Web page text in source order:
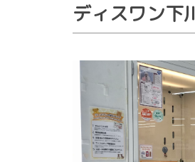
ディスワン下